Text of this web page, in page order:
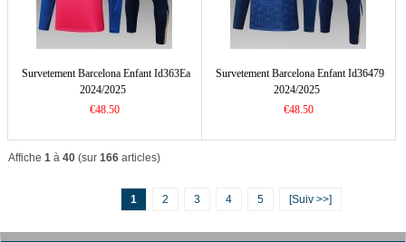
Survetement Barcelona Enfant Id363Ea
2024/2025
€48.50
Survetement Barcelona Enfant Id36479
2024/2025
€48.50
Affiche 1à 40(sur 166articles)
1 2 3 4 5 [Suiv >>]